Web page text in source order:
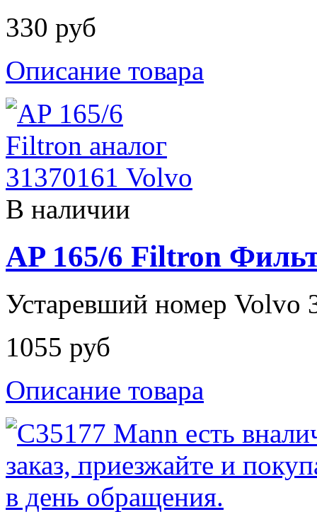
330 руб
Описание товара
В наличии
AP 165/6 Filtron
Устаревший номер Volvo
1055 руб
Описание товара